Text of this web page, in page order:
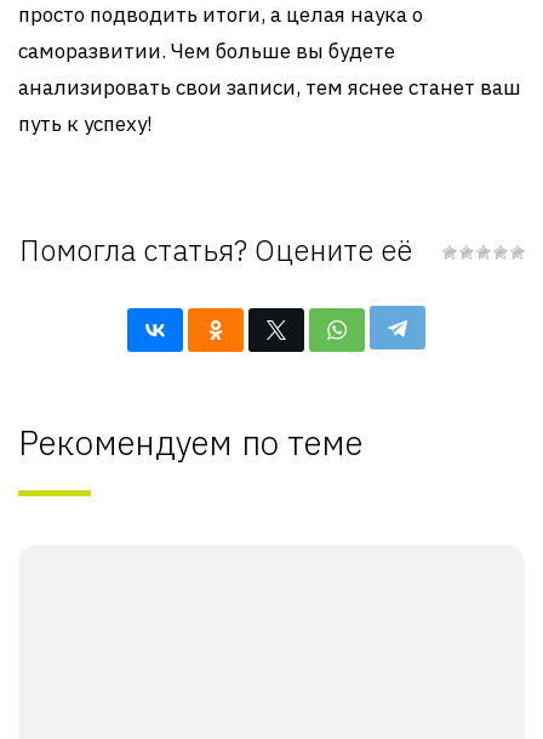
просто подводить итоги, а целая наука о
саморазвитии. Чем больше вы будете
анализировать свои записи, тем яснее станет ваш
путь к успеху!
Помогла статья? Оцените её
Рекомендуем по теме